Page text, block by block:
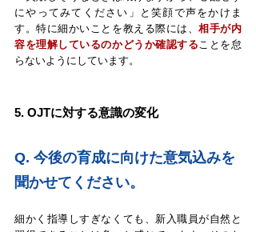
にやってみてください」と笑顔で声をかけま
す。特に細かいことを教える際には、相手が内
容を理解しているのかどうか確認することを怠
らないようにしています。
5. OJTに対する意識の変化
Q. 今後の育成に向けた意気込みを
聞かせてください。
細かく指導しすぎなくても、新入職員が自然と